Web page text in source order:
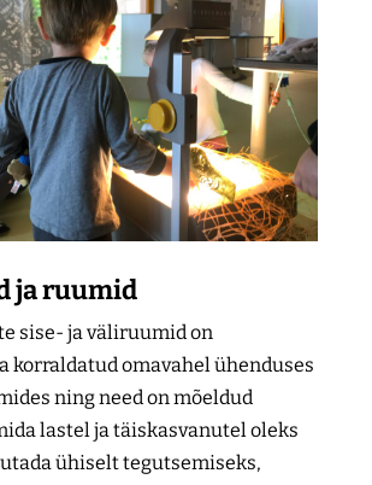
ja ruumid
sise- ja väliruumid on
korraldatud omavahel ühenduses
ning need on mõeldud
lastel ja täiskasvanutel oleks
ühiselt tegutsemiseks,